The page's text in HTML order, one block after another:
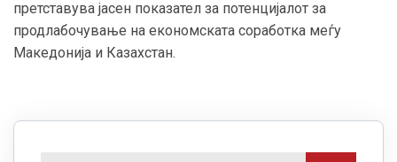
претставува јасен показател за потенцијалот за
продлабочување на економската соработка меѓу
Македонија и Казахстан.